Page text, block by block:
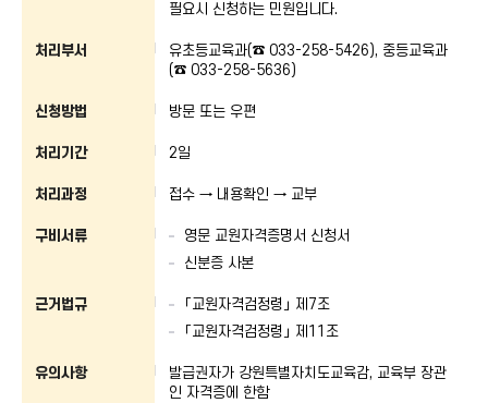
필요시 신청하는 민원입니다.
처리부서
유초등교육과(☎ 033-258-5426), 중등교육과
(☎ 033-258-5636)
신청방법 방문 또는 우편
처리기간 2일
처리과정 접수 → 내용확인 → 교부
구비서류
영문 교원자격증명서 신청서
신분증 사본
근거법규
「교원자격검정령」 제7조
「교원자격검정령」 제11조
유의사항
발급권자가 강원특별자치도교육감, 교육부 장관
인 자격증에 한함